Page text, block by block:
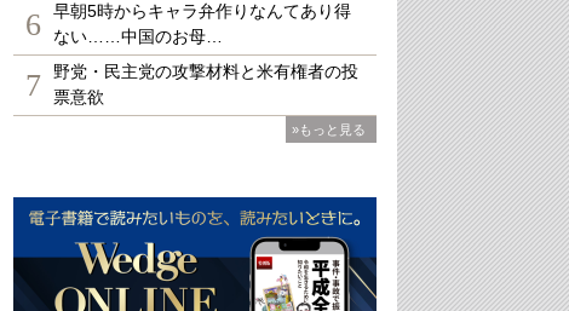
6
早朝5時からキャラ弁作りなんてあり得
ない……中国のお母…
7
野党・民主党の攻撃材料と米有権者の投
票意欲
»もっと見る